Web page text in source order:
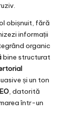
obișnuit, fără
informații
organic
bine structurat
și un ton
, datorită
într-un